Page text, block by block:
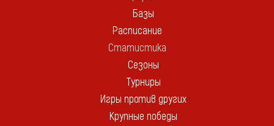
Базы
Расписание
Статистика
Сезоны
Турниры
Игры против других
Крупные победы